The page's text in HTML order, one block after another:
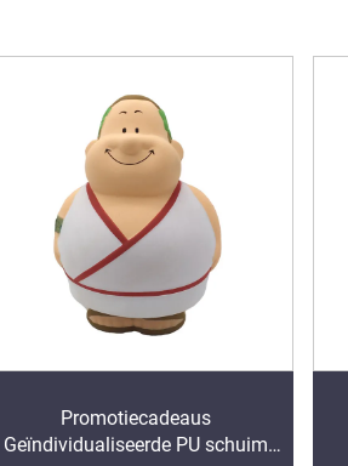
Promotiecadeaus
Geïndividualiseerde PU schuim